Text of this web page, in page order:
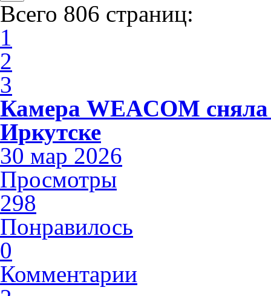
Всего 806 страниц:
1
2
3
Камера WEACOM
Иркутске
30 мар 2026
Просмотры
298
Понравилось
0
Комментарии